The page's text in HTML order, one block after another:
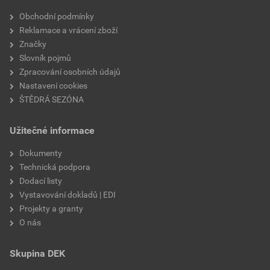
Velikost
faktor difuzního odporu
materiálová báze
Obchodní podmínky
Reklamace a vrácení zboží
Značky
Slovník pojmů
Zpracování osobních údajů
Nastavení cookies
ŠTĚDRÁ SEZÓNA
Užitečné informace
Dokumenty
Technická podpora
Dodací listy
Vystavování dokladů | EDI
Projekty a granty
O nás
Skupina DEK